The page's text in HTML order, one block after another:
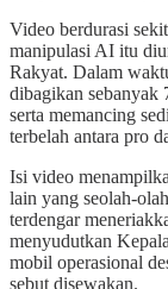
Video berdurasi
manipulasi AI itu
Rakyat. Dalam
dibagikan sebanyak
serta memancing
terbelah antara pro
Isi video
lain yang seolah-
terdengar
menyudutkan
mobil operasional
sebut disewakan.